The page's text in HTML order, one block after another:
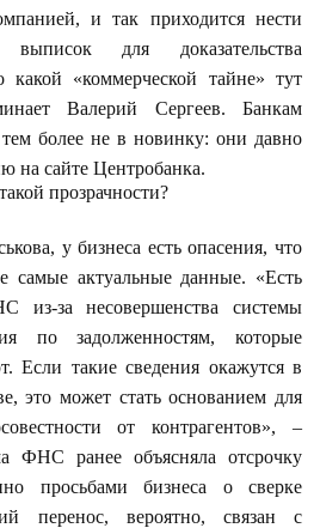
и так приходится нести
для доказательства
какой «коммерческой тайне» тут
Валерий Сергеев. Банкам
тем более не в новинку: они давно
на сайте Центробанка.
прозрачности?
у бизнеса есть опасения, что
самые актуальные данные. «Есть
из-за несовершенства системы
по задолженностям, которые
Если такие сведения окажутся в
это может стать основанием для
от контрагентов», –
ФНС ранее объясняла отсрочку
просьбами бизнеса о сверке
перенос, вероятно, связан с